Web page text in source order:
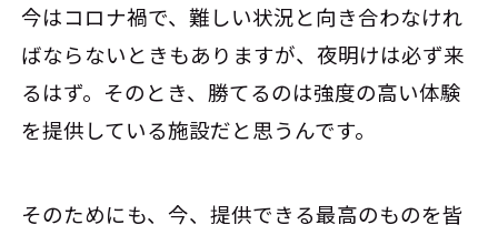
今はコロナ禍で、難しい状況と向き合わなけれ
ばならないときもありますが、夜明けは必ず来
るはず。そのとき、勝てるのは強度の高い体験
を提供している施設だと思うんです。
そのためにも、今、提供できる最高のものを皆